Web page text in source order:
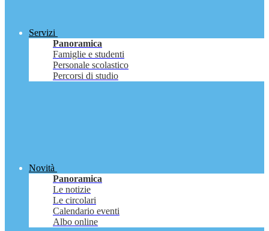
Servizi
Panoramica
Famiglie e studenti
Personale scolastico
Percorsi di studio
Novità
Panoramica
Le notizie
Le circolari
Calendario eventi
Albo online